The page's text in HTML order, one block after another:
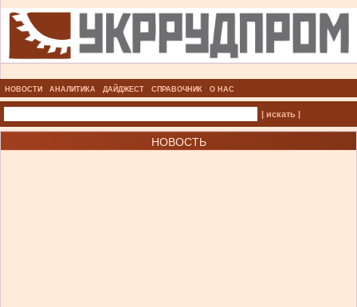
НОВОСТИ АНАЛИТИКА ДАЙДЖЕСТ СПРАВОЧНИК О НАС
| искать |
НОВОСТЬ